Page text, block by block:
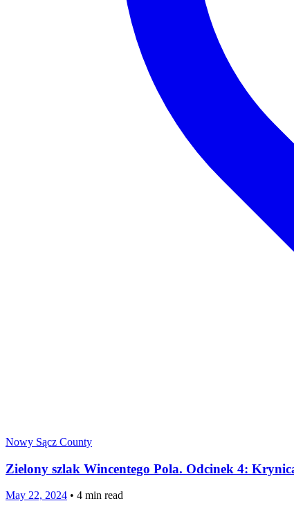
Nowy Sącz County
Zielony szlak Wincentego Pola. Odcinek 4:
May 22, 2024 • 4 min read